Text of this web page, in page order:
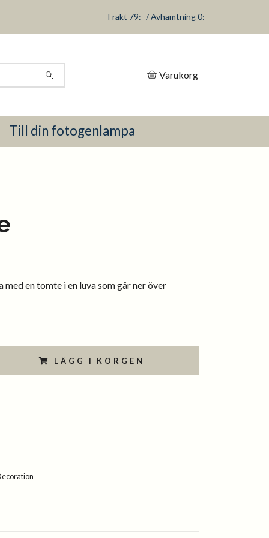
Frakt 79:- / Avhämtning 0:-
Varukorg
Till din fotogenlampa
med en tomte i en luva som går ner över
LÄGG I KORGEN